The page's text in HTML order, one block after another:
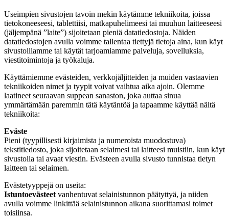
Useimpien sivustojen tavoin mekin käytämme tekniikoita, joissa
tietokoneeseesi, tablettiisi, matkapuhelimeesi tai muuhun laitteeseesi
(jäljempänä ”laite”) sijoitetaan pieniä datatiedostoja. Näiden
datatiedostojen avulla voimme tallentaa tiettyjä tietoja aina, kun käyt
sivustoillamme tai käytät tarjoamiamme palveluja, sovelluksia,
viestitoimintoja ja työkaluja.
Käyttämiemme evästeiden, verkkojäljitteiden ja muiden vastaavien
tekniikoiden nimet ja tyypit voivat vaihtua aika ajoin. Olemme
laatineet seuraavan suppean sanaston, joka auttaa sinua
ymmärtämään paremmin tätä käytäntöä ja tapaamme käyttää näitä
tekniikoita:
Eväste
Pieni (tyypillisesti kirjaimista ja numeroista muodostuva)
tekstitiedosto, joka sijoitetaan selaimesi tai laitteesi muistiin, kun käyt
sivustolla tai avaat viestin. Evästeen avulla sivusto tunnistaa tietyn
laitteen tai selaimen.
Evästetyyppejä on useita:
Istuntoevästeet vanhentuvat selainistunnon päätyttyä, ja niiden
avulla voimme linkittää selainistunnon aikana suorittamasi toimet
toisiinsa.